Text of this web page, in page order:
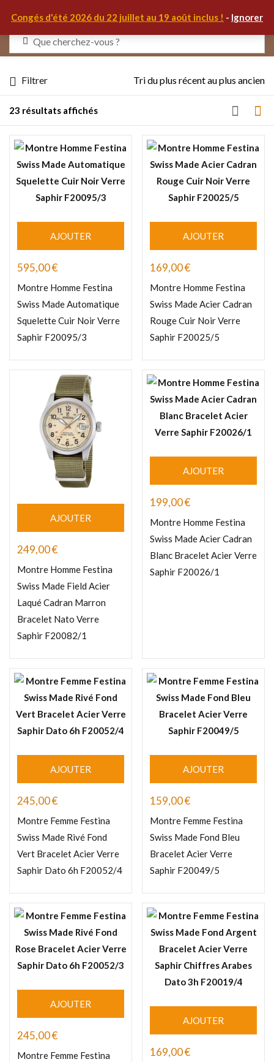
Congés d'été 2026 du 22 juillet au 19 août inclus ! - Ignorer
23 résultats affichés
Filtrer Tri du plus récent au plus ancien
AJOUTER
595,00€
Montre Homme Festina
Swiss Made Automatique
Squelette Cuir Noir Verre
Saphir F20095/3
AJOUTER
169,00€
Montre Homme Festina
Swiss Made Acier Cadran
Rouge Cuir Noir Verre
Saphir F20025/5
AJOUTER
249,00€
Montre Homme Festina
Swiss Made Field Acier
Laqué Cadran Marron
Bracelet Nato Verre
Saphir F20082/1
AJOUTER
199,00€
Montre Homme Festina
Swiss Made Acier Cadran
Blanc Bracelet Acier Verre
Saphir F20026/1
AJOUTER
245,00€
Montre Femme Festina
Swiss Made Rivé Fond
Vert Bracelet Acier Verre
Saphir Dato 6h F20052/4
AJOUTER
159,00€
Montre Femme Festina
Swiss Made Fond Bleu
Bracelet Acier Verre
Saphir F20049/5
AJOUTER
245,00€
Montre Femme Festina
AJOUTER
169,00€
Identifiez-vous
Se souvenir de moi Mot de passe oublié ?
S'IDENTIFIER